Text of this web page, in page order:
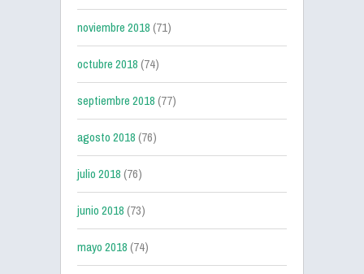
noviembre 2018(71)
octubre 2018(74)
septiembre 2018(77)
agosto 2018(76)
julio 2018(76)
junio 2018(73)
mayo 2018(74)